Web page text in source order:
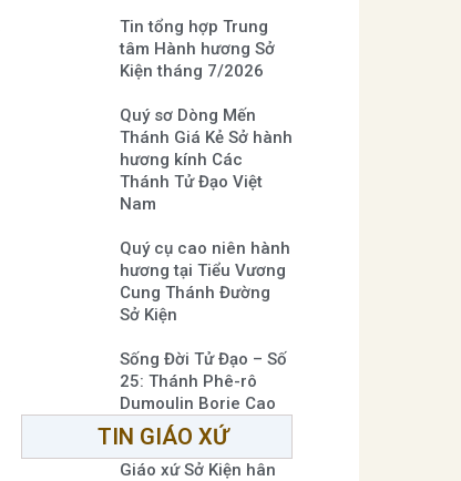
Tin tổng hợp Trung
tâm Hành hương Sở
Kiện tháng 7/2026
Quý sơ Dòng Mến
Thánh Giá Kẻ Sở hành
hương kính Các
Thánh Tử Đạo Việt
Nam
Quý cụ cao niên hành
hương tại Tiểu Vương
Cung Thánh Đường
Sở Kiện
Sống Đời Tử Đạo – Số
25: Thánh Phê-rô
Dumoulin Borie Cao
TIN GIÁO XỨ
Giáo xứ Sở Kiện hân